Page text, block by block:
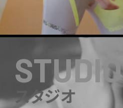
STUDIO
スタジオ